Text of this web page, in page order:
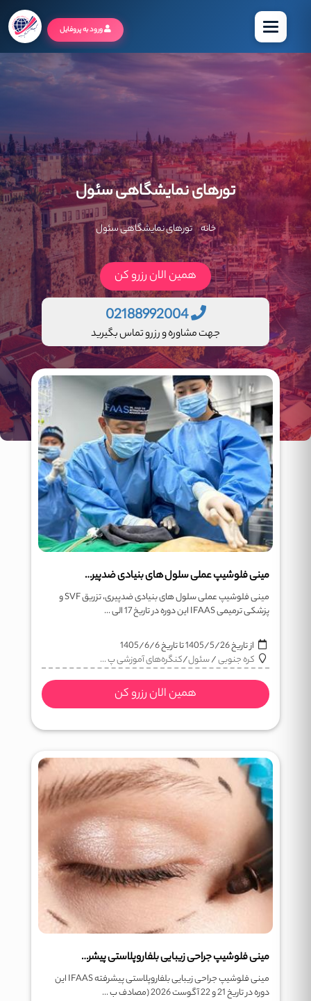
منو ورود به پروفایل
تورهای نمایشگاهی سئول
خانه تورهای نمایشگاهی سئول
همین الان رزرو کن
02188992004
جهت مشاوره و رزرو تماس بگیرید
مینی فلوشیپ عملی سلول های بنیادی ضدپیری، تزریق SVF و پزشکی ترمیمی IFAAS
مینی فلوشیپ عملی سلول های بنیادی ضدپیری، تزریق SVF و
پزشکی ترمیمی IFAAS این دوره در تاریخ 17 الی ...
از تاریخ1405/5/26تا تاریخ1405/6/6
کره جنوبی/سئول/کنگره‌های آموزشی پ ...
همین الان رزرو کن
مینی فلوشیپ جراحی زیبایی بلفاروپلاستی پیشرفته IFAAS
مینی فلوشیپ جراحی زیبایی بلفاروپلاستی پیشرفته IFAAS این
دوره در تاریخ 21 و 22 آگوست 2026 (مصادف ب ...